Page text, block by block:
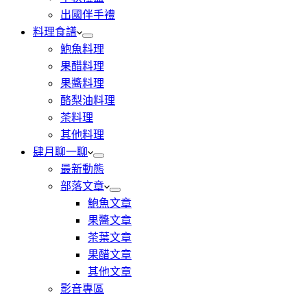
出國伴手禮
料理食譜
鮑魚料理
果醋料理
果醬料理
酪梨油料理
茶料理
其他料理
肆月聊一聊
最新動態
部落文章
鮑魚文章
果醬文章
茶葉文章
果醋文章
其他文章
影音專區